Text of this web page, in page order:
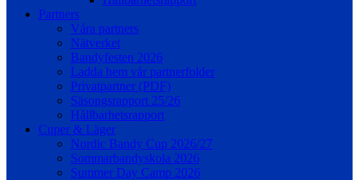
Partners
Våra partners
Nätverket
Bandyfesten 2026
Ladda hem vår partnerfolder
Privatpartner (PDF)
Säsongsrapport 25/26
Hållbarhetsrapport
Cuper & Läger
Nordic Bandy Cup 2026/27
Sommarbandyskola 2026
Summer Day Camp 2026